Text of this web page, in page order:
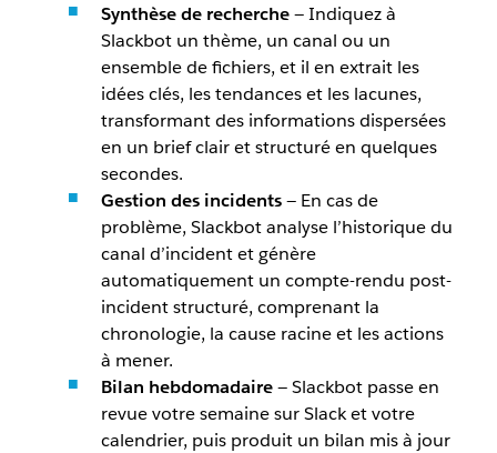
Synthèse de recherche— Indiquez à
Slackbot un thème, un canal ou un
ensemble de fichiers, et il en extrait les
idées clés, les tendances et les lacunes,
transformant des informations dispersées
en un brief clair et structuré en quelques
secondes.
Gestion des incidents— En cas de
problème, Slackbot analyse l’historique du
canal d’incident et génère
automatiquement un compte-rendu post-
incident structuré, comprenant la
chronologie, la cause racine et les actions
à mener.
Bilan hebdomadaire— Slackbot passe en
revue votre semaine sur Slack et votre
calendrier, puis produit un bilan mis à jour